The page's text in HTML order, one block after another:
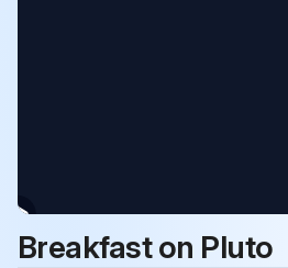
Breakfast on Pluto